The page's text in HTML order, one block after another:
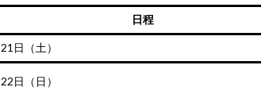
日程
日（土）
日（日）